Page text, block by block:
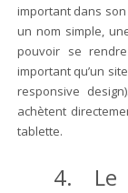
important dans
un nom simple,
pouvoir se
important qu’un
responsive
achètent
tablette.
4. Le